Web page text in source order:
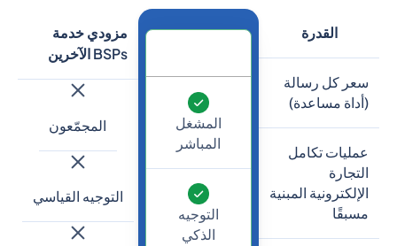
القدرة
سعر كل رسالة
(أداة مساعدة)
عمليات تكامل
التجارة
الإلكترونية المبنية
مسبقًا
المشغل
المباشر
التوجيه
الذكي
مزودي خدمة
BSPs الآخرين
المجمّعون
التوجيه القياسي